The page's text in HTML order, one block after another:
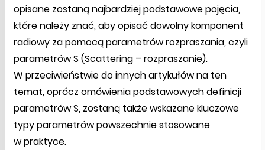
opisane zostaną najbardziej podstawowe pojęcia,
które należy znać, aby opisać dowolny komponent
radiowy za pomocą parametrów rozpraszania, czyli
parametrów S (Scattering – rozpraszanie).
W przeciwieństwie do innych artykułów na ten
temat, oprócz omówienia podstawowych definicji
parametrów S, zostaną także wskazane kluczowe
typy parametrów powszechnie stosowane
w praktyce.